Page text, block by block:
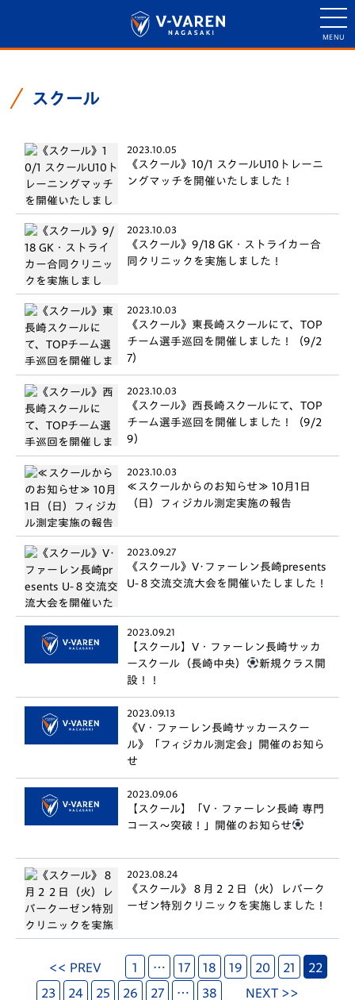
スクール
2023.10.05
《スクール》10/1 スクールU10トレーニ
ングマッチを開催いたしました！
2023.10.03
《スクール》9/18 GK・ストライカー合
同クリニックを実施しました！
2023.10.03
《スクール》東長崎スクールにて、TOP
チーム選手巡回を開催しました！（9/2
7）
2023.10.03
《スクール》西長崎スクールにて、TOP
チーム選手巡回を開催しました！（9/2
9）
2023.10.03
≪スクールからのお知らせ≫ 10月1日
（日）フィジカル測定実施の報告
2023.09.27
《スクール》V･ファーレン長崎presents
U-８交流交流大会を開催いたしました！
2023.09.21
【スクール】V・ファーレン長崎サッカ
ースクール（長崎中央）
新規クラス開
設！！
2023.09.13
《V・ファーレン長崎サッカースクー
ル》「フィジカル測定会」開催のお知ら
せ
2023.09.06
【スクール】「V・ファーレン長崎 専門
コース〜突破！」開催のお知らせ
2023.08.24
《スクール》８月２２日（火）レバーク
ーゼン特別クリニックを実施しました！
<< PREV 1 … 17 18 19 20 21
22
23
24 25 26 27 … 38 NEXT >>